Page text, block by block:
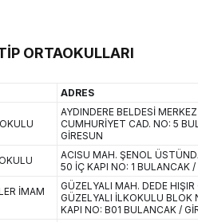
ORTAOKULLARI
ADRES
AYDINDERE BELDESİ
CUMHURİYET CAD. NO: 5
GİRESUN
ACISU MAH. ŞENOL
50 İÇ KAPI NO: 1 BULANCAK /
İMAM
GÜZELYALI MAH. DEDE HIŞIR
GÜZELYALI İLKOKULU BLOK
KAPI NO: B01 BULANCAK /